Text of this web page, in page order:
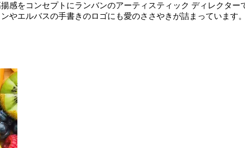
感をコンセプトにランバンのアーティスティック ディレクタ
やエルバスの手書きのロゴにも愛のささやきが詰まっています。